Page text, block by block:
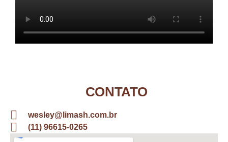
CONTATO
wesley@limash.com.br
(11) 96615-0265